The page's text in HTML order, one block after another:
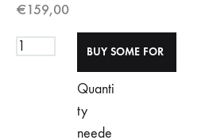
€159,00
Quanti
ty
neede